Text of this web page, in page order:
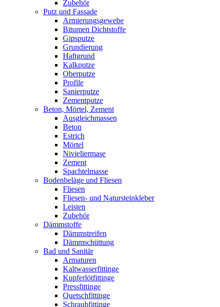
Zubehör
Putz und Fassade
Armierungsgewebe
Bitumen Dichtstoffe
Gipsputze
Grundierung
Haftgrund
Kalkputze
Oberputze
Profile
Sanierputze
Zementputze
Beton, Mörtel, Zement
Ausgleichmassen
Beton
Estrich
Mörtel
Nivieliermase
Zement
Spachtelmasse
Bodenbeläge und Fliesen
Fliesen
Fliesen- und Natursteinkleber
Leisten
Zubehör
Dämmstoffe
Dämmstreifen
Dämmschüttung
Bad und Sanitär
Armaturen
Kaltwasserfittinge
Kupferlötfittinge
Pressfittinge
Quetschfittinge
Schraubfittinge